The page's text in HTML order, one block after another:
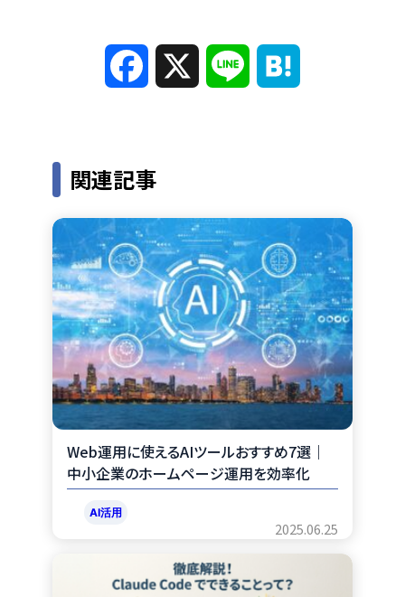
b
o
o
k
a
関連記事
Web運用に使えるAIツールおすすめ7選｜
中小企業のホームページ運用を効率化
AI活用
2025.06.25